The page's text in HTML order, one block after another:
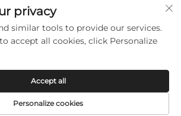
© 2025 door Heniemo Home
Co., Ltd. —
privacy
similar tools to provide our services.
accept all cookies, click Personalize
Personalize cookies
Accept all